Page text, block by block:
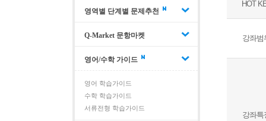
영역별 단계별 문제추천
Q-Market 문항마켓
영어/수학 가이드
영어 학습가이드
수학 학습가이드
서류전형 학습가이드
HOT
강좌범
강좌특